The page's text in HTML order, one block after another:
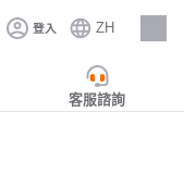
登入 ZH
人才招募
客服諮詢